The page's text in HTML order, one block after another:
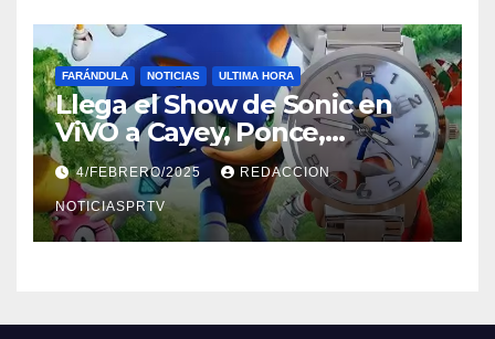
FARÁNDULA NOTICIAS ULTIMA HORA
Llega el Show de Sonic en
ViVO a Cayey, Ponce,
Barceloneta y Humacao,
Relojes gratis para el que
compre ahora….
4/FEBRERO/2025 REDACCION
NOTICIASPRTV